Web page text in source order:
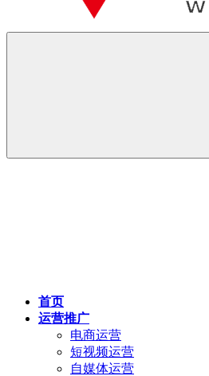
首页
运营推广
电商运营
短视频运营
自媒体运营